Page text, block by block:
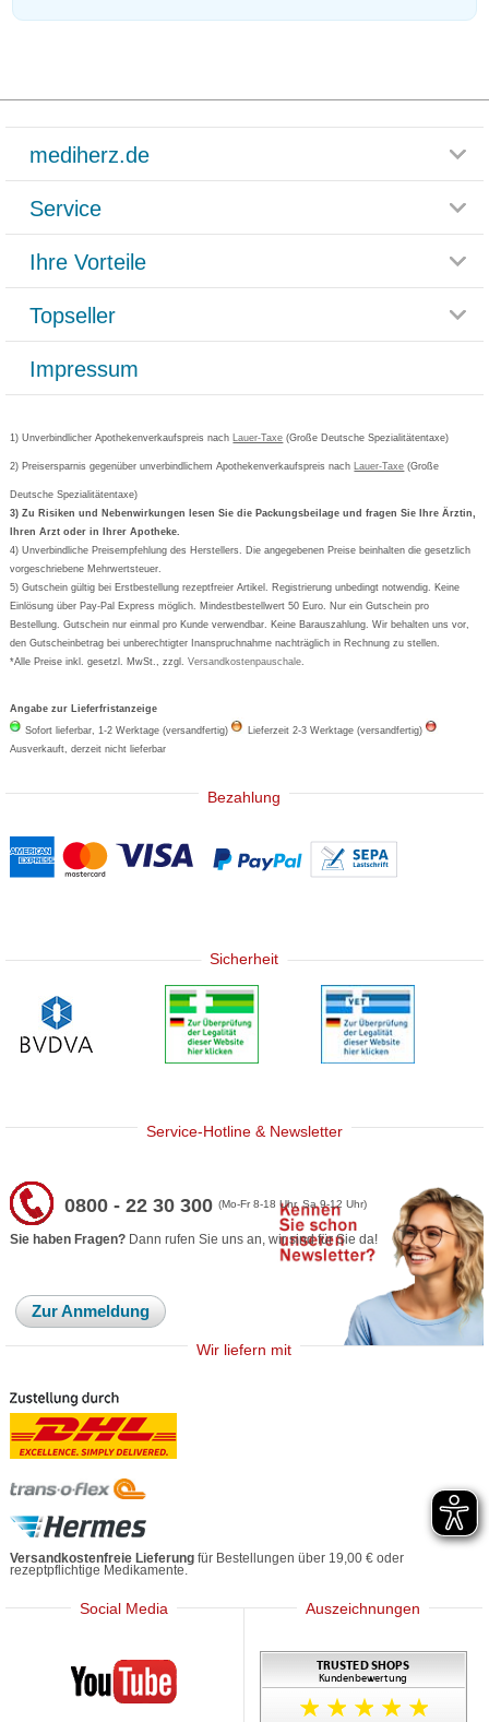
mediherz.de
Glossar
Häufig gestellte Fragen
Datenschutz
AGB
Cookie-Einstellungen
Vertrag widerrufen
Service
Rücksendemöglichkeit
Paketlieferstatus
Versandkosten
Bestellschein ausfüllen
Newsletteranmeldung
Ihre Vorteile
Rezeptlieferung
Bonusprogramm
Gutschein und Rabatte
Kundenbewertung
Topseller
Grippostad
Bepanthen
Formoline
Wick
Eucerin
Basica
Impressum
1) Unverbindlicher Apothekenverkaufspreis nach Lauer-Taxe (Große Deutsche Spezialitätentaxe)
2) Preisersparnis gegenüber unverbindlichem Apothekenverkaufspreis nach Lauer-Taxe (Große
Deutsche Spezialitätentaxe)
3) Zu Risiken und Nebenwirkungen lesen Sie die Packungsbeilage und fragen Sie Ihre Ärztin,
Ihren Arzt oder in Ihrer Apotheke.
4) Unverbindliche Preisempfehlung des Herstellers. Die angegebenen Preise beinhalten die gesetzlich
vorgeschriebene Mehrwertsteuer.
5) Gutschein gültig bei Erstbestellung rezeptfreier Artikel. Registrierung unbedingt notwendig. Keine
Einlösung über Pay-Pal Express möglich. Mindestbestellwert 50 Euro. Nur ein Gutschein pro
Bestellung. Gutschein nur einmal pro Kunde verwendbar. Keine Barauszahlung. Wir behalten uns vor,
den Gutscheinbetrag bei unberechtigter Inanspruchnahme nachträglich in Rechnung zu stellen.
*Alle Preise inkl. gesetzl. MwSt., zzgl.Versandkostenpauschale.
Angabe zur Lieferfristanzeige
Sofort lieferbar, 1-2 Werktage (versandfertig)
Lieferzeit 2-3 Werktage (versandfertig)
Ausverkauft, derzeit nicht lieferbar
Bezahlung
Sicherheit
Service-Hotline & Newsletter
0800 - 22 30 300(Mo-Fr 8-18 Uhr, Sa 9-12 Uhr)
Sie haben Fragen? Dann rufen Sie uns an, wir sind für Sie da!
Zur Anmeldung
Wir liefern mit
Versandkostenfreie Lieferung für Bestellungen über 19,00 € oder
rezeptpflichtige Medikamente.
Social Media
Mediherz
Auszeichnungen